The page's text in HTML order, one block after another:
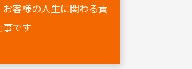
客様の人生に関わる責
です